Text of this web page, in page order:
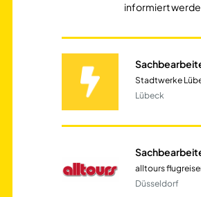
informiert
Stadtwerke
Lübeck
alltours
Düsseldorf